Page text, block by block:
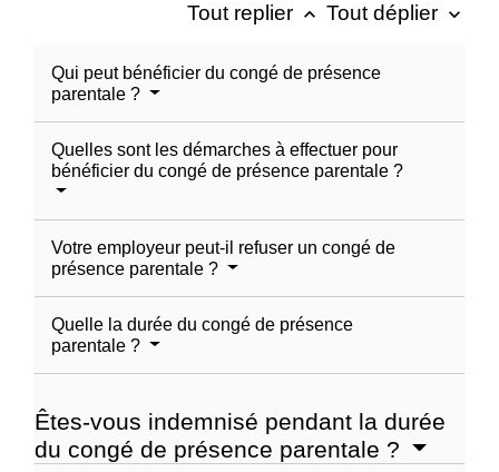
Tout replier keyboard_arrow_up Tout déplier keyboard_arrow_down
Qui peut bénéficier du congé de présence
parentale ?
Quelles sont les démarches à effectuer pour
bénéficier du congé de présence parentale ?
Votre employeur peut-il refuser un congé de
présence parentale ?
Quelle la durée du congé de présence
parentale ?
Êtes-vous indemnisé pendant la durée
du congé de présence parentale ?